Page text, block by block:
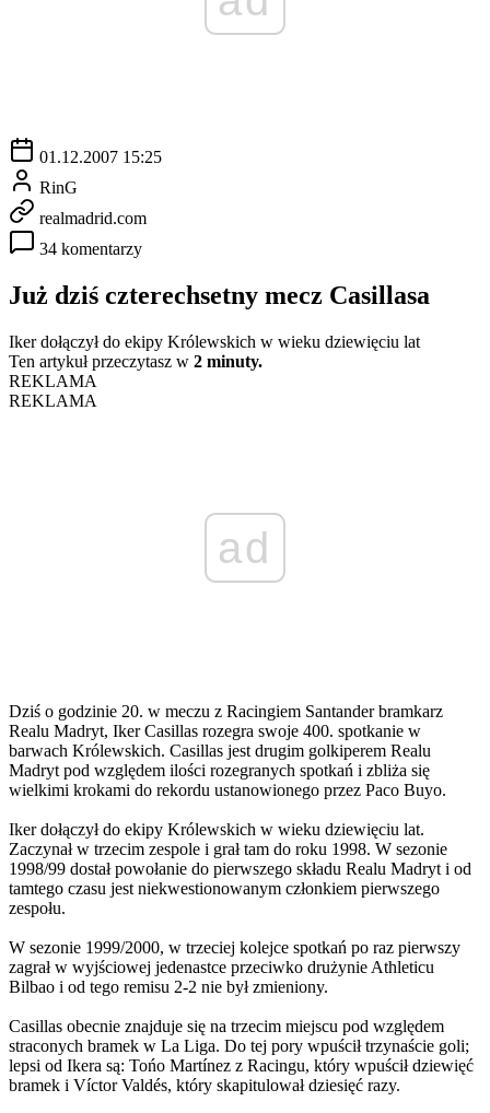
01.12.2007 15:25
RinG
realmadrid.com
34 komentarzy
Już dziś czterechsetny mecz Casillasa
Iker dołączył do ekipy Królewskich w wieku dziewięciu lat
Ten artykuł przeczytasz w 2 minuty.
REKLAMA
REKLAMA
ad
Dziś o godzinie 20. w meczu z Racingiem Santander bramkarz
Realu Madryt, Iker Casillas rozegra swoje 400. spotkanie w
barwach Królewskich. Casillas jest drugim golkiperem Realu
Madryt pod względem ilości rozegranych spotkań i zbliża się
wielkimi krokami do rekordu ustanowionego przez Paco Buyo.
Iker dołączył do ekipy Królewskich w wieku dziewięciu lat.
Zaczynał w trzecim zespole i grał tam do roku 1998. W sezonie
1998/99 dostał powołanie do pierwszego składu Realu Madryt i od
tamtego czasu jest niekwestionowanym członkiem pierwszego
zespołu.
W sezonie 1999/2000, w trzeciej kolejce spotkań po raz pierwszy
zagrał w wyjściowej jedenastce przeciwko drużynie Athleticu
Bilbao i od tego remisu 2-2 nie był zmieniony.
Casillas obecnie znajduje się na trzecim miejscu pod względem
straconych bramek w La Liga. Do tej pory wpuścił trzynaście goli;
lepsi od Ikera są: Tońo Martínez z Racingu, który wpuścił dziewięć
bramek i Víctor Valdés, który skapitulował dziesięć razy.